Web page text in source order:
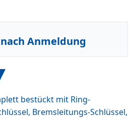
Anmeldung
bestückt mit Ring-
Bremsleitungs-Schlüssel,